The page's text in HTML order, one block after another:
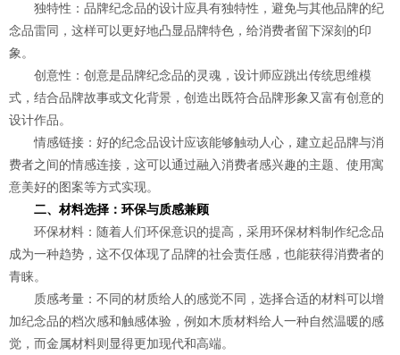
独特性：品牌纪念品的设计应具有独特性，避免与其他品牌的纪
念品雷同，这样可以更好地凸显品牌特色，给消费者留下深刻的印
象。
创意性：创意是品牌纪念品的灵魂，设计师应跳出传统思维模
式，结合品牌故事或文化背景，创造出既符合品牌形象又富有创意的
设计作品。
情感链接：好的纪念品设计应该能够触动人心，建立起品牌与消
费者之间的情感连接，这可以通过融入消费者感兴趣的主题、使用寓
意美好的图案等方式实现。
二、材料选择：环保与质感兼顾
环保材料：随着人们环保意识的提高，采用环保材料制作纪念品
成为一种趋势，这不仅体现了品牌的社会责任感，也能获得消费者的
青睐。
质感考量：不同的材质给人的感觉不同，选择合适的材料可以增
加纪念品的档次感和触感体验，例如木质材料给人一种自然温暖的感
觉，而金属材料则显得更加现代和高端。